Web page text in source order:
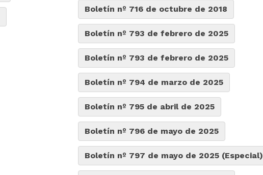
Boletín nº 716 de octubre de 2018
Boletín nº 793 de febrero de 2025
Boletín nº 793 de febrero de 2025
Boletín nº 794 de marzo de 2025
Boletín nº 795 de abril de 2025
Boletín nº 796 de mayo de 2025
Boletín nº 797 de mayo de 2025 (Especial)